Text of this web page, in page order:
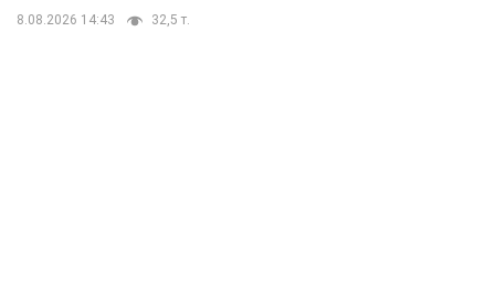
8.08.2026 14:43 32,5 т.